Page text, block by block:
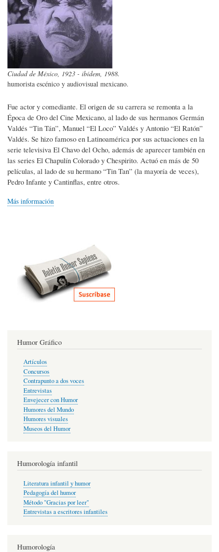
Ciudad de México, 1923 - ibídem, 1988.
humorista escénico y audiovisual mexicano.
Fue actor y comediante. El origen de su carrera se remonta a la
Época de Oro del Cine Mexicano, al lado de sus hermanos Germán
Valdés “Tin Tán”, Manuel “El Loco” Valdés y Antonio “El Ratón”
Valdés. Se hizo famoso en Latinoamérica por sus actuaciones en la
serie televisiva El Chavo del Ocho, además de aparecer también en
las series El Chapulín Colorado y Chespirito. Actuó en más de 50
películas, al lado de su hermano “Tin Tan” (la mayoría de veces),
Pedro Infante y Cantinflas, entre otros.
Más información
Humor Gráfico
Artículos
Concursos
Contrapunto a dos voces
Entrevistas
Envejecer con Humor
Humores del Mundo
Humores visuales
Museos del Humor
Humorología infantil
Literatura infantil y humor
Pedagogía del humor
Método "Gracias por leer"
Entrevistas a escritores infantiles
Humorología